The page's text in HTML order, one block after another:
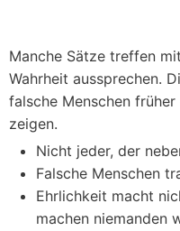
Manche Sätze treffen
Wahrheit aussprechen.
falsche Menschen
zeigen.
Nicht jeder, der
Falsche Menschen
Ehrlichkeit macht
machen niemanden